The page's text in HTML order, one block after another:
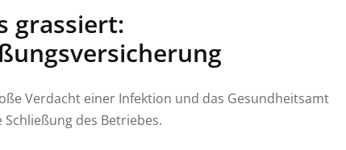
grassiert:
Verdacht einer Infektion und das Gesundheitsamt
des Betriebes.